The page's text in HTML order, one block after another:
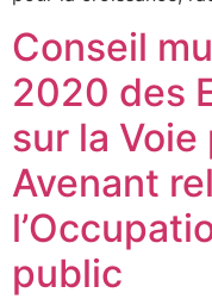
Conseil
2020 des
sur la
Avenant
public